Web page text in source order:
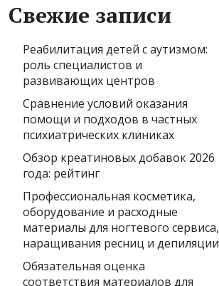
Свежие записи
Реабилитация детей с аутизмом:
роль специалистов и
развивающих центров
Сравнение условий оказания
помощи и подходов в частных
психиатрических клиниках
Обзор креатиновых добавок 2026
года: рейтинг
Профессиональная косметика,
оборудование и расходные
материалы для ногтевого сервиса,
наращивания ресниц и депиляции
Обязательная оценка
соответствия материалов для